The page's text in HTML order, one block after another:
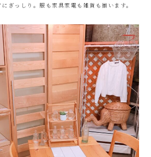
ぎっしり。服も家具家電も雑貨も揃います。